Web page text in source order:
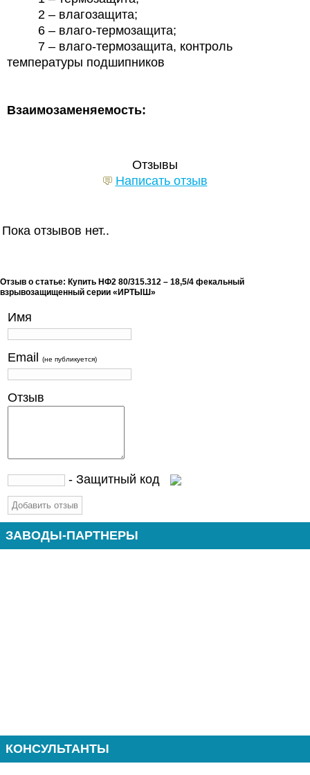
2 – влагозащита;
6 – влаго-термозащита;
7 – влаго-термозащита, контроль
температуры подшипников
Взаимозаменяемость:
Отзывы
Написать отзыв
Пока отзывов нет..
Отзыв о статье: Купить НФ2 80/315.312 – 18,5/4 фекальный
взрывозащищенный серии «ИРТЫШ»
Имя
Email (не публикуется)
Отзыв
- Защитный код
ЗАВОДЫ-ПАРТНЕРЫ
КОНСУЛЬТАНТЫ